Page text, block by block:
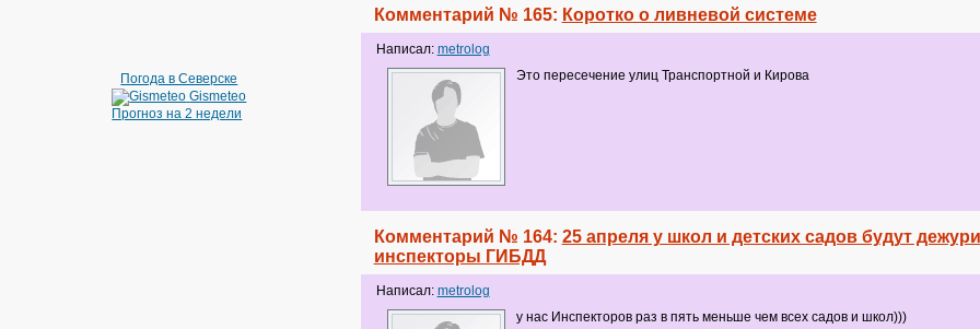
Погода в Северске
Gismeteo
Прогноз на 2 недели
Комментарий № 165: Коротко о ливневой системе
Написал: metrolog
Это пересечение улиц Транспортной и Кирова
Комментарий № 164: 25 апреля у школ и детских садов будут
инспекторы ГИБДД
Написал: metrolog
у нас Инспекторов раз в пять меньше чем всех садов и школ)))